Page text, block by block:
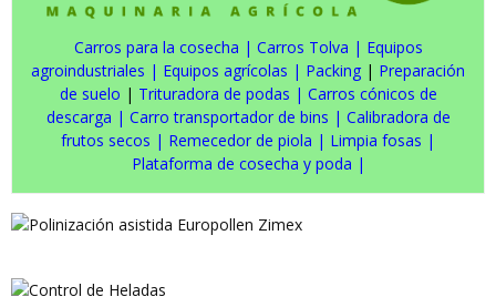
Carros para la cosecha | Carros Tolva | Equipos
agroindustriales | Equipos agrícolas | Packing | Preparación
de suelo | Trituradora de podas | Carros cónicos de
descarga | Carro transportador de bins | Calibradora de
frutos secos | Remecedor de piola | Limpia fosas |
Plataforma de cosecha y poda |